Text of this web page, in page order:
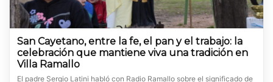
San Cayetano, entre la fe, el pan y el trabajo: la
celebración que mantiene viva una tradición en
Villa Ramallo
El padre Sergio Latini habló con Radio Ramallo sobre el significado de